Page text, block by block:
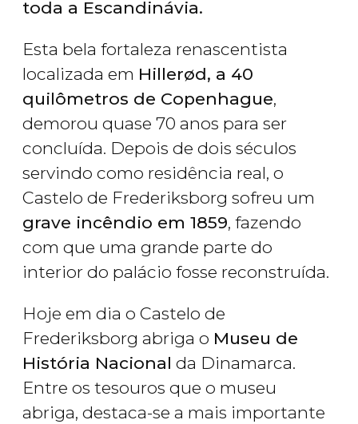
toda a Escandinávia.
Esta bela fortaleza renascentista
localizada em Hillerød, a 40
quilômetros de Copenhague,
demorou quase 70 anos para ser
concluída. Depois de dois séculos
servindo como residência real, o
Castelo de Frederiksborg sofreu um
grave incêndio em 1859, fazendo
com que uma grande parte do
interior do palácio fosse reconstruída.
Hoje em dia o Castelo de
Frederiksborg abriga o Museu de
História Nacional da Dinamarca.
Entre os tesouros que o museu
abriga, destaca-se a mais importante